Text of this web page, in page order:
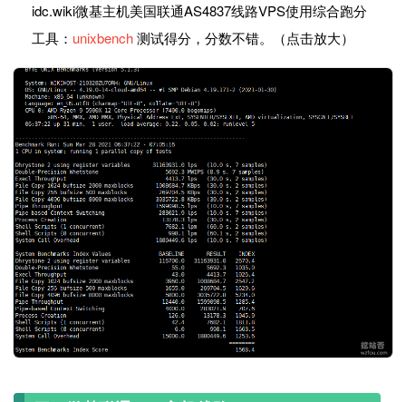
idc.wiki微基主机美国联通AS4837线路VPS使用综合跑分
工具： unixbench测试得分，分数不错。（点击放大）